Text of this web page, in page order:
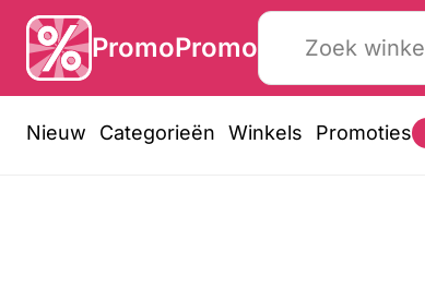
PromoPromo
Nieuw Categorieën Winkels Promoties